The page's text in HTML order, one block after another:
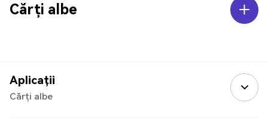
Cărți albe
Aplicații
Cărți albe